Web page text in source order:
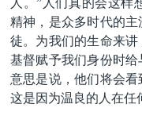
人。” 人们真的会这样
精神，是众多时代的
徒。为我们的生命来讲
基督赋予我们身份时
意思是说，他们将会看
这是因为温良的人在任